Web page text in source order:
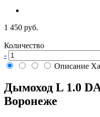
1 450 руб.
Количество
-
Описание
Дымоход L 1.0
Воронеже